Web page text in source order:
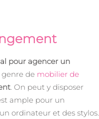
pour agencer un
genre de mobilier de
. On peut y disposer
ample pour un
ordinateur et des stylos.